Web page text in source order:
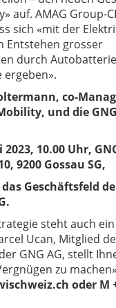
auf. AMAG Group-
sich «mit der
Entstehen grosser
durch
ergeben».
co-
und die
10.00 Uhr,
9200 Gossau SG,
Geschäftsfeld
steht auch
Ucan, Mitglied
GNG AG, stellt
zu
oder M